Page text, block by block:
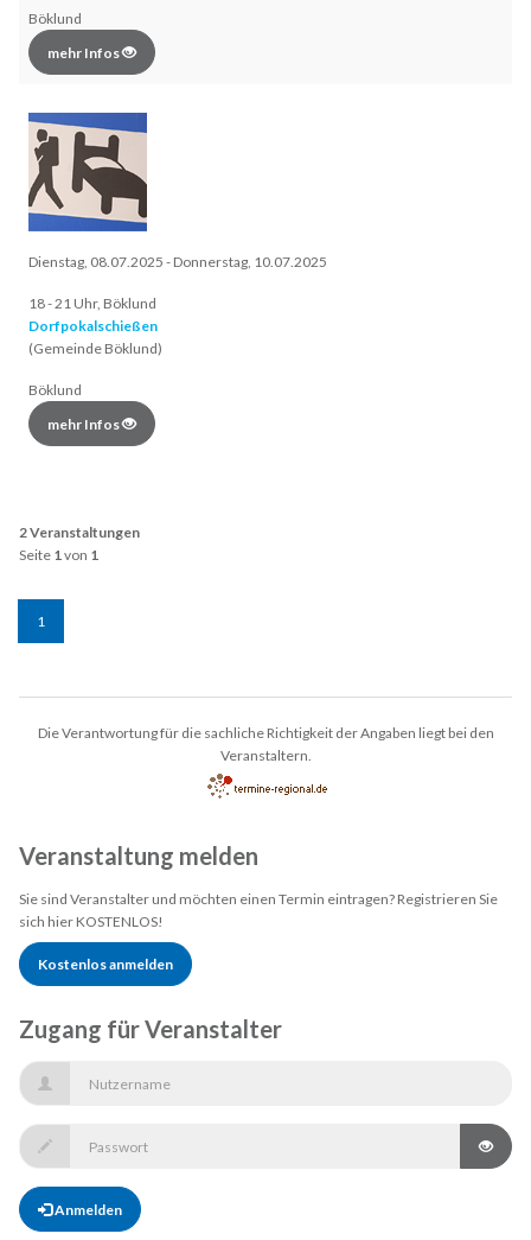
Böklund
mehr Infos
Dienstag, 08.07.2025 - Donnerstag, 10.07.2025
18 - 21 Uhr, Böklund
Dorfpokalschießen
(Gemeinde Böklund)
Böklund
mehr Infos
2 Veranstaltungen
Seite 1von 1
1
Die Verantwortung für die sachliche Richtigkeit der Angaben liegt bei den
Veranstaltern.
Veranstaltung melden
Sie sind Veranstalter und möchten einen Termin eintragen? Registrieren Sie
sich hier KOSTENLOS!
Kostenlos anmelden
Zugang für Veranstalter
Anmelden